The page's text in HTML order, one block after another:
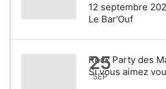
12 septembre
Le Bar'Ouf
25
SEP
Rock Party des
Si vous aimez